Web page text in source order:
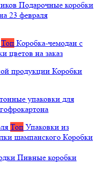
Подарочные коробки
23 февраля
Топ Коробка-чемодан с
цветов на заказ
продукции Коробки
упаковки для
Топ Упаковки из
шампанского Коробки
Пивные коробки